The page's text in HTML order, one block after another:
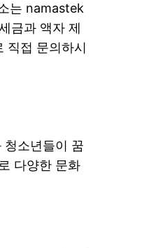
는 ​​namastek
금과 액자 제
직접 문의하시
청소년들이 꿈
다양한 문화